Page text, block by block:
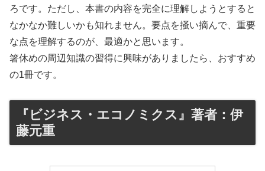
ろです。ただし、本書の内容を完全に理解しようとすると
なかなか難しいかも知れません。要点を掻い摘んで、重要
な点を理解するのが、最適かと思います。
箸休めの周辺知識の習得に興味がありましたら、おすすめ
の1冊です。
『ビジネス・エコノミクス』著者：伊
藤元重